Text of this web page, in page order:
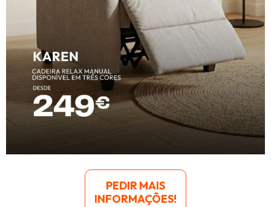
PEDIR MAIS
INFORMAÇÕES!